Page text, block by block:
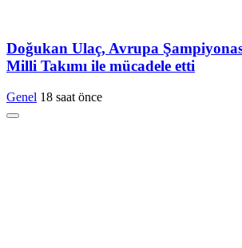
Doğukan Ulaç, Avrupa
Milli Takımı ile mücadele etti
Genel 18 saat önce